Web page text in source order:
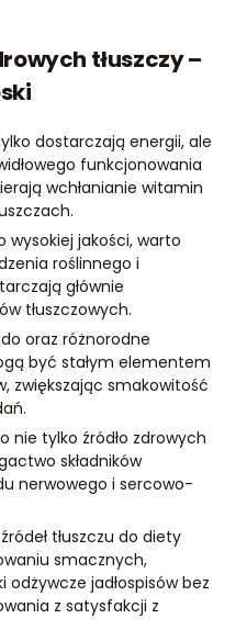
tłuszczy –
dostarczają energii, ale
funkcjonowania
wchłanianie witamin
wysokiej jakości, warto
roślinnego i
głównie
tłuszczowych.
oraz różnorodne
być stałym elementem
zwiększając smakowitość
nie tylko źródło zdrowych
składników
nerwowego i sercowo-
tłuszczu do diety
smacznych,
odżywcze jadłospisów bez
z satysfakcji z